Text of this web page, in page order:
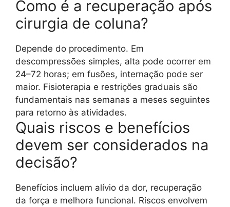
Como é a recuperação após
cirurgia de coluna?
Depende do procedimento. Em
descompressões simples, alta pode ocorrer em
24–72 horas; em fusões, internação pode ser
maior. Fisioterapia e restrições graduais são
fundamentais nas semanas a meses seguintes
para retorno às atividades.
Quais riscos e benefícios
devem ser considerados na
decisão?
Benefícios incluem alívio da dor, recuperação
da força e melhora funcional. Riscos envolvem